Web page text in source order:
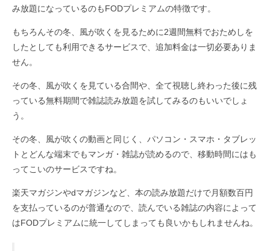
み放題になっているのもFODプレミアムの特徴です。
もちろんその冬、風が吹くを見るために2週間無料でおためしを
したとしても利用できるサービスで、追加料金は一切必要ありま
せん。
その冬、風が吹くを見ている合間や、全て視聴し終わった後に残
っている無料期間で雑誌読み放題を試してみるのもいいでしょ
う。
その冬、風が吹くの動画と同じく、パソコン・スマホ・タブレッ
トとどんな端末でもマンガ・雑誌が読めるので、移動時間にはも
ってこいのサービスですね。
楽天マガジンやdマガジンなど、本の読み放題だけで月額数百円
を支払っているのが普通なので、読んでいる雑誌の内容によって
はFODプレミアムに統一してしまっても良いかもしれませんね。